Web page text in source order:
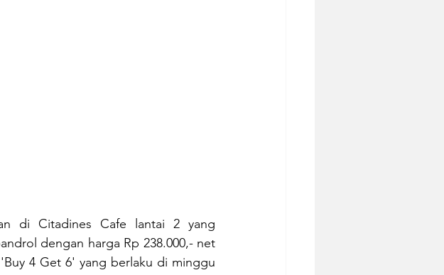
di Citadines Cafe lantai 2 yang
dengan harga Rp 238.000,- net
4 Get 6' yang berlaku di minggu